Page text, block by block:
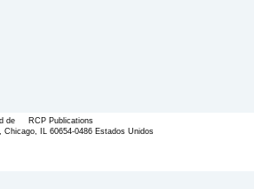
de RCP Publications
Chicago, IL 60654-0486 Estados Unidos